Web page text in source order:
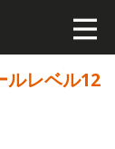
ルレベル12